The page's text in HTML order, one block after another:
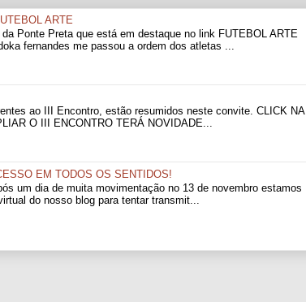
ARTE
Ponte Preta que está em destaque no link FUTEBOL ARTE
fernandes me passou a ordem dos atletas ...
ao III Encontro, estão resumidos neste convite. CLICK NA
O III ENCONTRO TERÁ NOVIDADE...
EM TODOS OS SENTIDOS!
um dia de muita movimentação no 13 de novembro estamos
do nosso blog para tentar transmit...